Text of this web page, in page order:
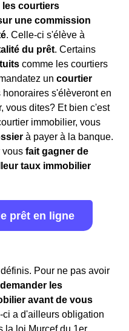
les courtiers
une commission
. Celle-ci s'élève à
du prêt. Certains
comme les courtiers
un courtier
honoraires s'élèveront en
vous dites? Et bien c'est
immobilier, vous
à payer à la banque.
vous fait gagner de
taux immobilier
prêt en ligne
Pour ne pas avoir
demander les
avant de vous
ci a d'ailleurs obligation
la loi Murcef du 1er